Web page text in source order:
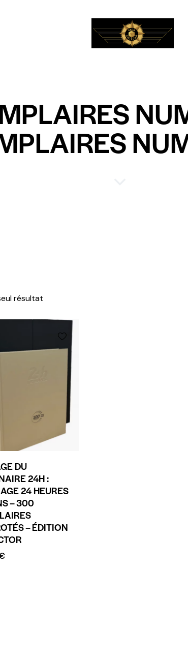
résultat
DU
24H :
24 HEURES
– 300
– ÉDITION